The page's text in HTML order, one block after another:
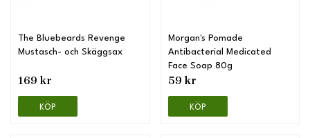
The Bluebeards Revenge
Mustasch- och Skäggsax
169 kr
KÖP
Morgan's Pomade
Antibacterial Medicated
Face Soap 80g
59 kr
KÖP